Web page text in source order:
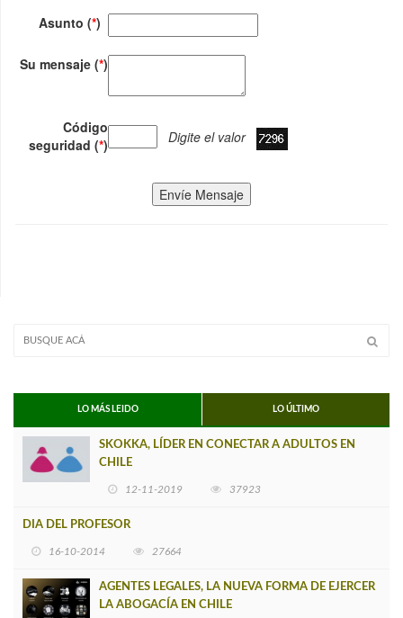
Asunto (*)
Su mensaje (*)
Código
seguridad (*) Digite el valor
Envíe Mensaje
LO MÁS LEIDO LO ÚLTIMO
SKOKKA, LÍDER EN CONECTAR A ADULTOS EN
CHILE
12-11-2019 37923
DIA DEL PROFESOR
16-10-2014 27664
AGENTES LEGALES, LA NUEVA FORMA DE EJERCER
LA ABOGACÍA EN CHILE